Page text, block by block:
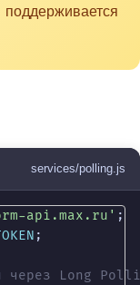
services/polling.js
api.max.ru'
;
через Long